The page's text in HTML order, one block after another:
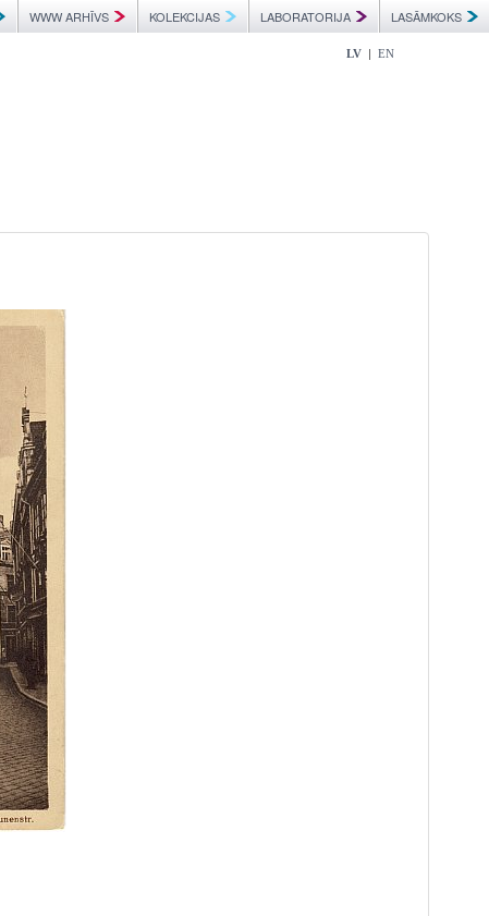
WWW ARHĪVS KOLEKCIJAS LABORATORIJA LASĀMKOKS
LV | EN